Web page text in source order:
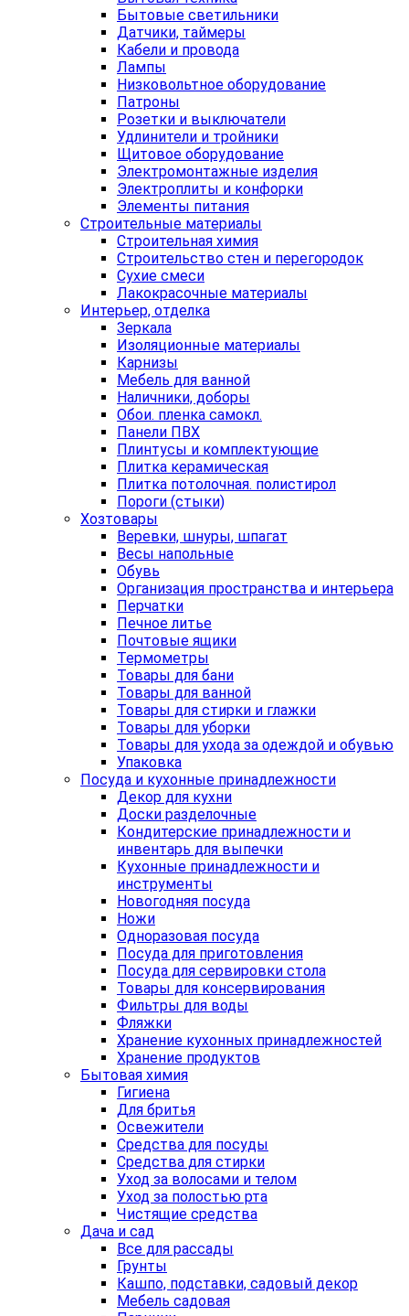
Бытовые светильники
Датчики, таймеры
Кабели и провода
Лампы
Низковольтное оборудование
Патроны
Розетки и выключатели
Удлинители и тройники
Щитовое оборудование
Электромонтажные изделия
Электроплиты и конфорки
Элементы питания
Строительные материалы
Строительная химия
Строительство стен и перегородок
Сухие смеси
Лакокрасочные материалы
Интерьер, отделка
Зеркала
Изоляционные материалы
Карнизы
Мебель для ванной
Наличники, доборы
Обои. пленка самокл.
Панели ПВХ
Плинтусы и комплектующие
Плитка керамическая
Плитка потолочная. полистирол
Пороги (стыки)
Хозтовары
Веревки, шнуры, шпагат
Весы напольные
Обувь
Организация пространства и интерьера
Перчатки
Печное литье
Почтовые ящики
Термометры
Товары для бани
Товары для ванной
Товары для стирки и глажки
Товары для уборки
Товары для ухода за одеждой и обувью
Упаковка
Посуда и кухонные принадлежности
Декор для кухни
Доски разделочные
Кондитерские принадлежности и
инвентарь для выпечки
Кухонные принадлежности и
инструменты
Новогодняя посуда
Ножи
Одноразовая посуда
Посуда для приготовления
Посуда для сервировки стола
Товары для консервирования
Фильтры для воды
Фляжки
Хранение кухонных принадлежностей
Хранение продуктов
Бытовая химия
Гигиена
Для бритья
Освежители
Средства для посуды
Средства для стирки
Уход за волосами и телом
Уход за полостью рта
Чистящие средства
Дача и сад
Все для рассады
Грунты
Кашпо, подставки, садовый декор
Мебель садовая